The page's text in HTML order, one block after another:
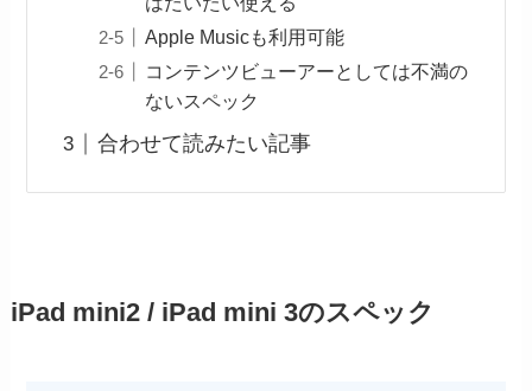
Apple Musicも利用可能
コンテンツビューアーとしては不満の
ないスペック
合わせて読みたい記事
iPad mini2 / iPad mini 3のスペック